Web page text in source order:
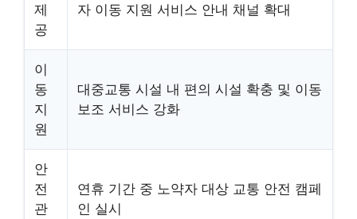
제
공
자 이동 지원 서비스 안내 채널 확대
이
동
지
원
대중교통 시설 내 편의 시설 확충 및 이동
보조 서비스 강화
안
전
관
연휴 기간 중 노약자 대상 교통 안전 캠페
인 실시